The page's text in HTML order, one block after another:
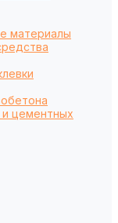
материалы
цементных